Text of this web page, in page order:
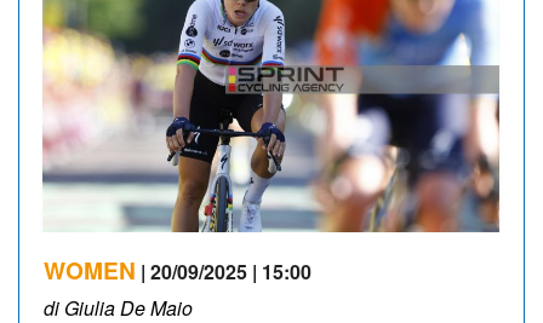
NEWSLETTER
WOMEN | 20/09/2025 | 15:00
di Giulia De Maio